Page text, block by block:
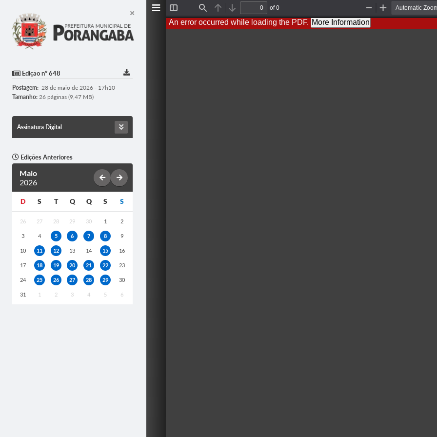
Edição nº 648
Postagem: 28 de maio de 2026 - 17h10
Tamanho: 26 páginas (9,47 MB)
Assinatura Digital
Edições Anteriores
Maio
2026
D S T Q Q S S
26 27 28 29 30 1 2
3 4 5 6 7 8 9
10 11 12 13 14 15 16
17 18 19 20 21 22 23
24 25 26 27 28 29 30
31 1 2 3 4 5 6
Sidebar
Find Previous
Next
of 0
Out
An error occurred while loading the PDF. More Information